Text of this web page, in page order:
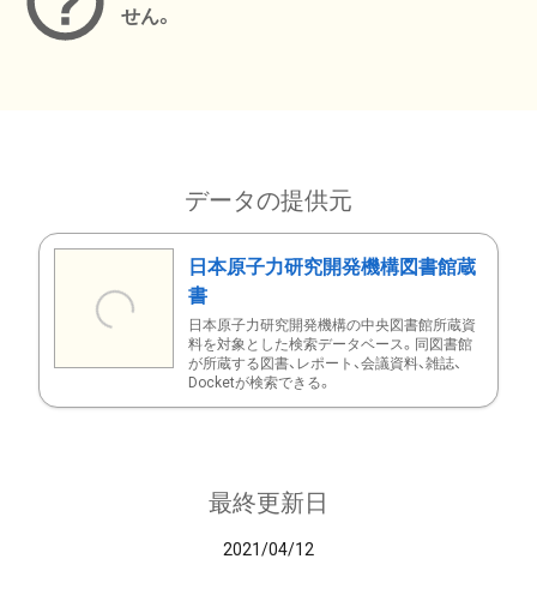
せん。
データの提供元
日本原子力研究開発機構図書館蔵
書
日本原子力研究開発機構の中央図書館所蔵資
料を対象とした検索データベース。同図書館
が所蔵する図書、レポート、会議資料、雑誌、
Docketが検索できる。
最終更新日
2021/04/12